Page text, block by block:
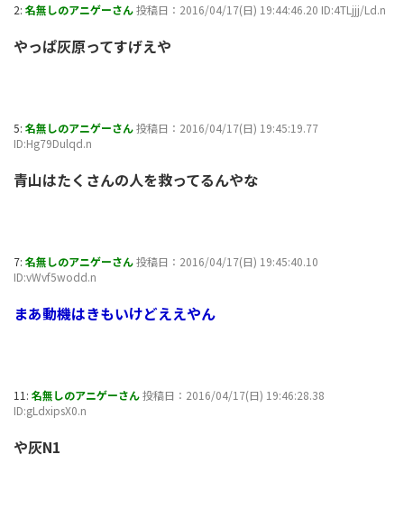
2: 名無しのアニゲーさん投稿日：2016/04/17(日) 19:44:46.20 ID:4TLjjj/Ld.n
やっぱ灰原ってすげえや
5: 名無しのアニゲーさん投稿日：2016/04/17(日) 19:45:19.77
ID:Hg79Dulqd.n
青山はたくさんの人を救ってるんやな
7: 名無しのアニゲーさん投稿日：2016/04/17(日) 19:45:40.10
ID:vWvf5wodd.n
まあ動機はきもいけどええやん
11: 名無しのアニゲーさん投稿日：2016/04/17(日) 19:46:28.38
ID:gLdxipsX0.n
や灰N1